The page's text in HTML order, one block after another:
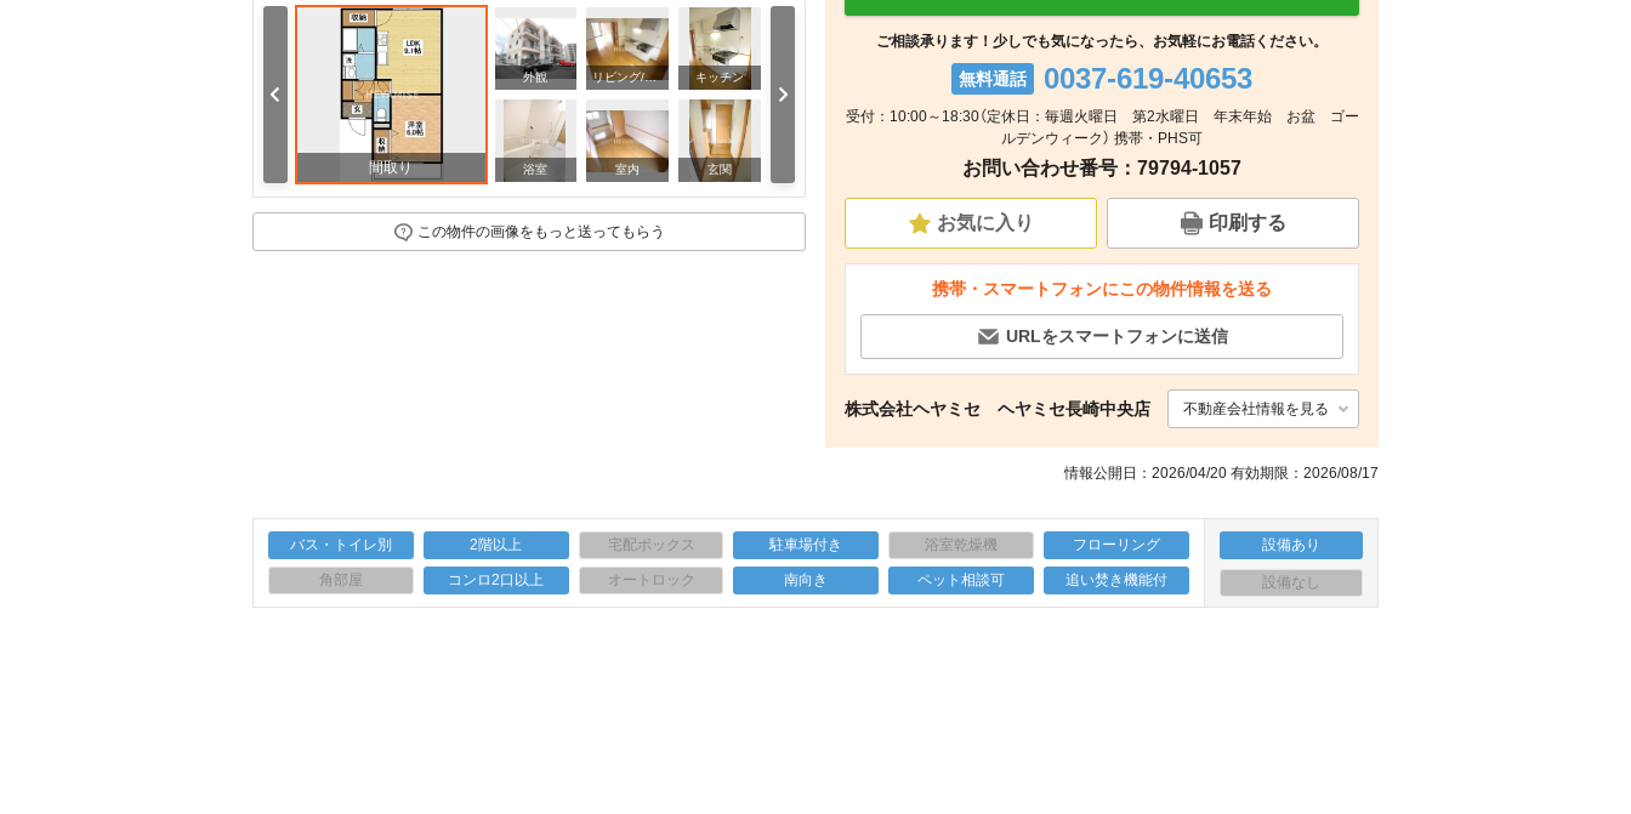
間取り
外観 リビング/ダイニング キッチン
浴室 室内 玄関 その他
その他 その他
周辺 周辺
この物件の画像をもっと送ってもらう
ご相談承ります！少しでも気になったら、お気軽にお電話ください。
無料通話 0037-619-40653
受付：10:00～18:30（定休日：毎週火曜日 第2水曜日 年末年始 お盆 ゴー
ルデンウィーク） 携帯・PHS可
お問い合わせ番号：79794-1057
お気に入り 印刷する
携帯・スマートフォンにこの物件情報を送る
URLをスマートフォンに送信
株式会社ヘヤミセ ヘヤミセ長崎中央店 不動産会社情報を見る
情報公開日：2026/04/20 有効期限：2026/08/17
バス・トイレ別 2階以上 宅配ボックス 駐車場付き 浴室乾燥機 フローリング
角部屋 コンロ2口以上 オートロック 南向き ペット相談可 追い焚き機能付
設備あり
設備なし